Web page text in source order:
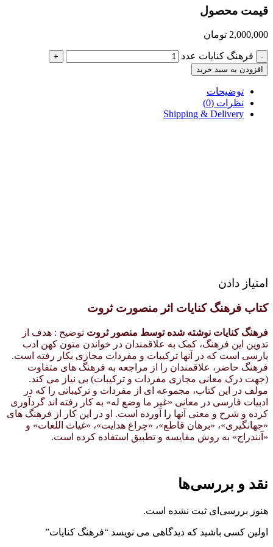
قیمت محصول
2,000,000 تومان
- فرهنگ کنایات عدد
+
افزودن به سبد خرید
توضیحات
نظرات (0)
Shipping & Delivery
امتیاز دادن
کتاب فرهنگ کنایات اثر منصورت ثروت
فرهنگ کنایات نوشته شده توسط منصور ثروت توضیح : هدف از
تدوین این فرهنگ، کمک به علاقمندان در خواندن متون کهن ادب
پارسی است که در آنها ترکیبات و مفردات مجازی بکار رفته است.
فرهنگ حاضر، علاقمندان را از مراجعه به فرهنگ های متفاوت
(جهت درک معانی مجازی مفردات و ترکیبات) بی نیاز می کند.
مولف در این کتاب، مجموعه ای از مفردات و ترکیباتی را که در
ادبیات فارسی در معانی «غیر ما وضع له» به کار رفته اند گردآوری
کرده و شرح و معنی آنها را آورده است. او در این کار از فرهنگ های
«جهانگیری»، «برهان قاطع»، «چراغ هدایت»، «غیاث اللغات» و
«آنندراج» به روش مقایسه و تطبیق استفاده کرده است.
نقد و بررسی‌ها
هنوز بررسی‌ای ثبت نشده است.
اولین کسی باشید که دیدگاهی می نویسد “فرهنگ کنایات”